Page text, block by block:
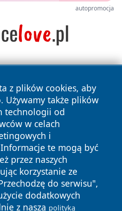
autopromocja
z plików cookies, aby
Używamy także plików
technologii od
w celach
i
te mogą być
przez naszych
korzystanie ze
do serwisu",
dodatkowych
z naszą polityką
Wszystkie prawa
Polityka
Cookies